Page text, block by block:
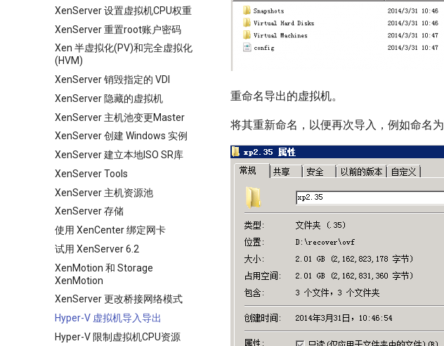
XenServer 设置虚拟机CPU权重
XenServer 重置root账户密码
Xen 半虚拟化(PV)和完全虚拟化
(HVM)
XenServer 销毁指定的 VDI
XenServer 隐藏的虚拟机
XenServer 主机池变更Master
XenServer 创建 Windows 实例
XenServer 建立本地ISO SR库
XenServer Tools
XenServer 主机资源池
XenServer 存储
使用 XenCenter 绑定网卡
试用 XenServer 6.2
XenMotion 和 Storage
XenMotion
XenServer 更改桥接网络模式
Hyper-V 虚拟机导入导出
Hyper-V 限制虚拟机CPU资源
重命名导出的虚拟机。
将其重新命名，以便再次导入，例如命名为